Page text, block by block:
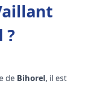
?
de Bihorel, il est